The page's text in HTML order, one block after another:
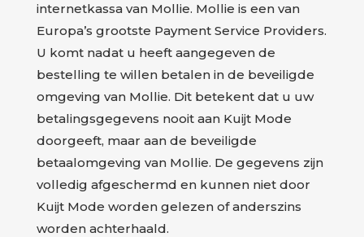
internetkassa van Mollie. Mollie is een van
Europa’s grootste Payment Service Providers.
U komt nadat u heeft aangegeven de
bestelling te willen betalen in de beveiligde
omgeving van Mollie. Dit betekent dat u uw
betalingsgegevens nooit aan Kuijt Mode
doorgeeft, maar aan de beveiligde
betaalomgeving van Mollie. De gegevens zijn
volledig afgeschermd en kunnen niet door
Kuijt Mode worden gelezen of anderszins
worden achterhaald.